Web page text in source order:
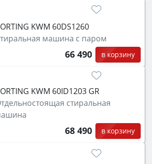
на объём 50–70 л для семьи,
не ниже A и нужные
гриль, самоочистка,
KWM 60DS1260
машина с паром
66 490 в корзину
KWM 60ID1203 GR
стиральная
68 490 в корзину